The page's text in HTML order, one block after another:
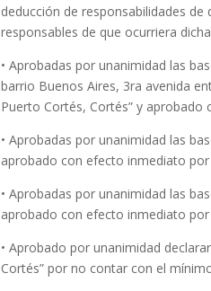
deducción de responsabilidades
responsables de que ocurriera
• Aprobadas por unanimidad las
barrio Buenos Aires, 3ra avenida
Puerto Cortés, Cortés” y
• Aprobadas por unanimidad las
aprobado con efecto inmediato
• Aprobadas por unanimidad las
aprobado con efecto inmediato
• Aprobado por unanimidad
Cortés” por no contar con el